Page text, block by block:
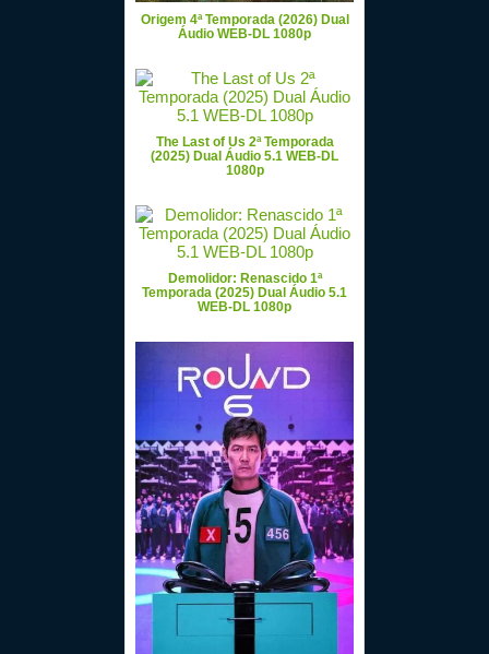
Origem 4ª Temporada (2026) Dual
Áudio WEB-DL 1080p
The Last of Us 2ª Temporada
(2025) Dual Áudio 5.1 WEB-DL
1080p
Demolidor: Renascido 1ª
Temporada (2025) Dual Áudio 5.1
WEB-DL 1080p